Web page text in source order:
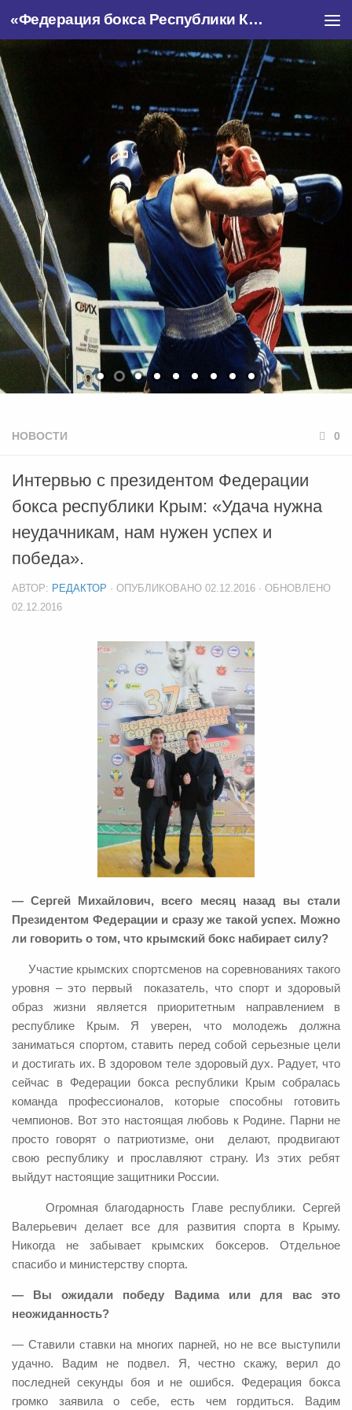
«Федерация бокса Республики Крым»
НОВОСТИ 0
Интервью с президентом Федерации
бокса республики Крым: «Удача нужна
неудачникам, нам нужен успех и
победа».
АВТОР: РЕДАКТОР · ОПУБЛИКОВАНО 02.12.2016 · ОБНОВЛЕНО
02.12.2016
— Сергей Михайлович, всего месяц назад вы стали
Президентом Федерации и сразу же такой успех. Можно
ли говорить о том, что крымский бокс набирает силу?
Участие крымских спортсменов на соревнованиях такого
уровня – это первый показатель, что спорт и здоровый
образ жизни является приоритетным направлением в
республике Крым. Я уверен, что молодежь должна
заниматься спортом, ставить перед собой серьезные цели
и достигать их. В здоровом теле здоровый дух. Радует, что
сейчас в Федерации бокса республики Крым собралась
команда профессионалов, которые способны готовить
чемпионов. Вот это настоящая любовь к Родине. Парни не
просто говорят о патриотизме, они делают, продвигают
свою республику и прославляют страну. Из этих ребят
выйдут настоящие защитники России.
Огромная благодарность Главе республики. Сергей
Валерьевич делает все для развития спорта в Крыму.
Никогда не забывает крымских боксеров. Отдельное
спасибо и министерству спорта.
— Вы ожидали победу Вадима или для вас это
неожиданность?
— Ставили ставки на многих парней, но не все выступили
удачно. Вадим не подвел. Я, честно скажу, верил до
последней секунды боя и не ошибся. Федерация бокса
громко заявила о себе, есть чем гордиться. Вадим